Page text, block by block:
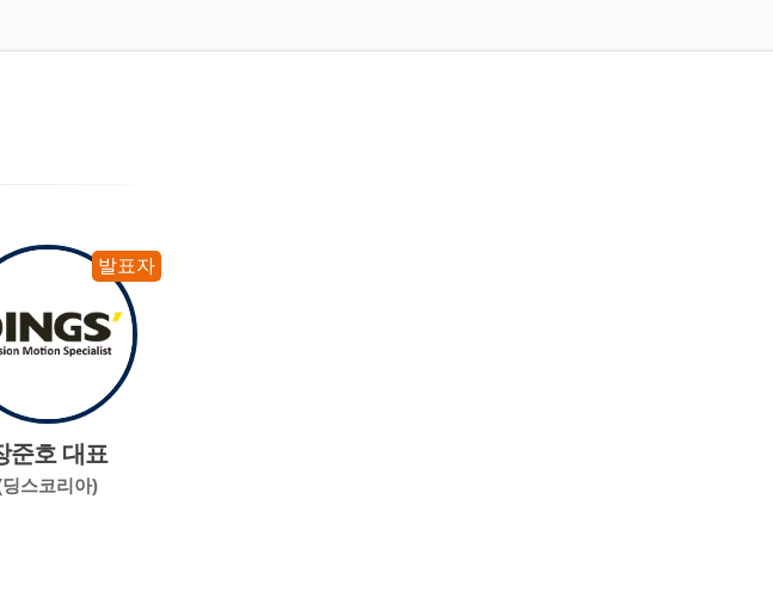
발표자
준호 대표
스코리아)